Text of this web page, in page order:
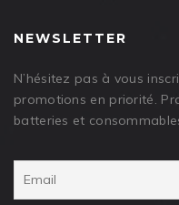
NEWSLETTER
N’hésitez pas à vous
promotions en priorité.
batteries et